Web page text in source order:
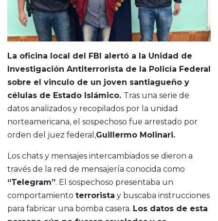
La oficina local del FBI alertó a la Unidad de
Investigación Antiterrorista de la Policía Federal
sobre el vinculo de un joven santiagueño y
células de Estado Islámico. Tras una serie de
datos analizados y recopilados por la unidad
norteamericana, el sospechoso fue arrestado por
orden del juez federal,Guillermo Molinari.
Los chats y mensajes intercambiados se dieron a
través de la red de mensajería conocida como
“Telegram”. El sospechoso presentaba un
comportamiento terrorista y buscaba instrucciones
para fabricar una bomba casera. Los datos de esta